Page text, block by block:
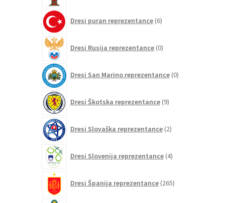
Dresi puran reprezentance 6izdelkov
Dresi Rusija reprezentance 0izdelkov
Dresi San Marino reprezentance 0izdelkov
Dresi Škotska reprezentance 9izdelkov
Dresi Slovaška reprezentance 2izdelka
Dresi Slovenija reprezentance 4izdelki
Dresi Španija reprezentance 265izdelkov